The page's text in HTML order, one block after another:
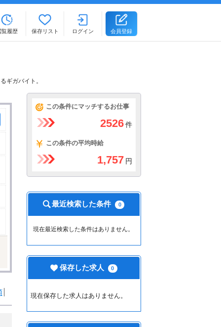
覧履歴 保存リスト ログイン 会員登録
ギガバイト。
この条件にマッチするお仕事
2526 件
この条件の平均時給
1,757 円
最近検索した条件 0
現在最近検索した条件はありません。
保存した求人 0
現在保存した求人はありません。